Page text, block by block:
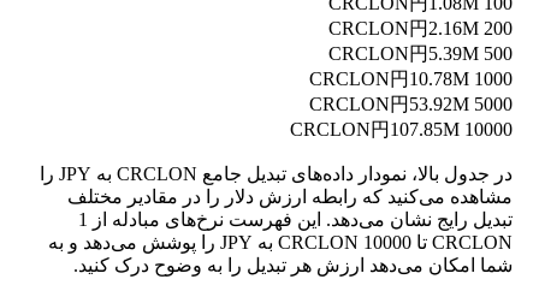
200 CRCLON
円2.16M
500 CRCLON
円5.39M
1000 CRCLON
円10.78M
5000 CRCLON
円53.92M
10000 CRCLON
円107.85M
در جدول بالا، نمودار داده‌های تبدیل جامع CRCLON به JPY را
مشاهده می‌کنید که رابطه ارزش دلار را در مقادیر مختلف
تبدیل رایج نشان می‌دهد. این فهرست نرخ‌های مبادله از 1
CRCLON تا 10000 CRCLON به JPY را پوشش می‌دهد و به
شما امکان می‌دهد ارزش هر تبدیل را به وضوح درک کنید.